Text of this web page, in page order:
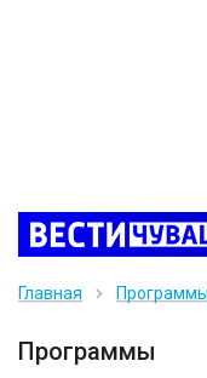
Главная Программы
Программы